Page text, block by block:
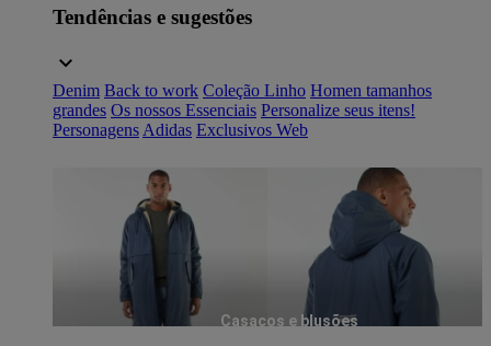
Tendências e sugestões
Denim Back to work Coleção Linho Homen tamanhos
grandes Os nossos Essenciais Personalize seus itens!
Personagens Adidas Exclusivos Web
Casacos e blusões